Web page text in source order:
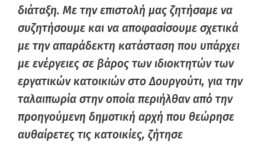
διάταξη. Με την επιστολή μας ζητήσαμε να
συζητήσουμε και να αποφασίσουμε σχετικά
με την απαράδεκτη κατάσταση που υπάρχει
με ενέργειες σε βάρος των ιδιοκτητών των
εργατικών κατοικιών στο Δουργούτι, για την
ταλαιπωρία στην οποία περιήλθαν από την
προηγούμενη δημοτική αρχή που θεώρησε
αυθαίρετες τις κατοικίες, ζήτησε